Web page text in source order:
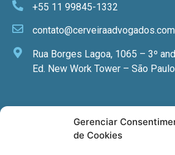
Gerenciar
de Cookies
+55 11 99845-1332
Rua Borges Lagoa, 1065 – 3º
Ed. New Work Tower – São
Newsletter
Quer receber nossa newsletter com